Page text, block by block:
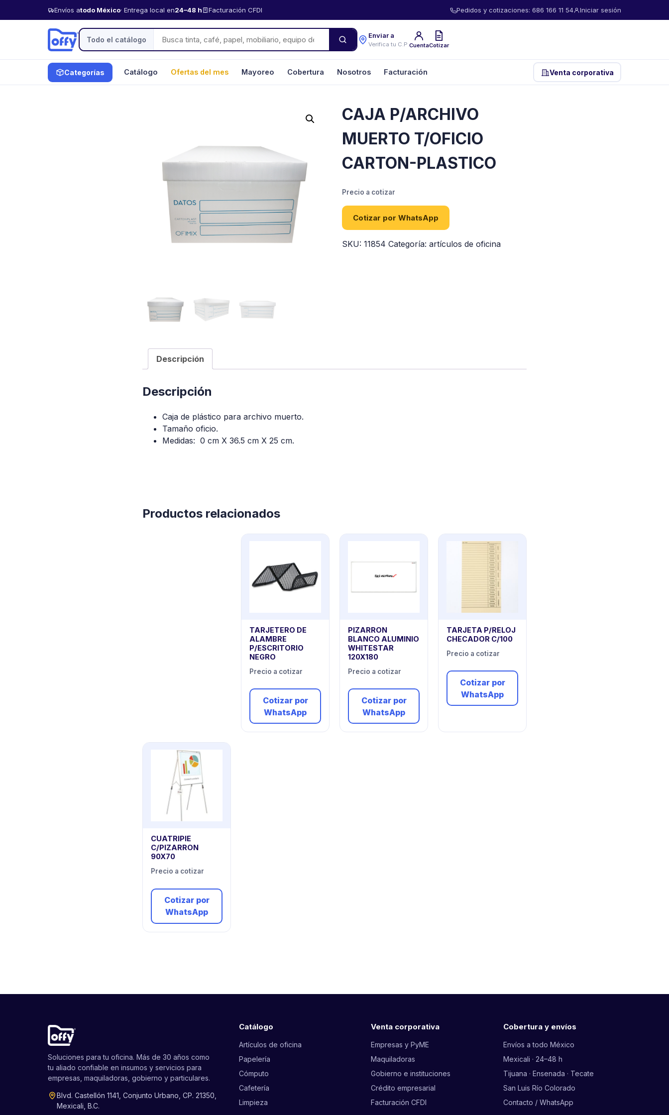
Envíos atodo México· Entrega local en24–48 h Facturación CFDI Pedidos y cotizaciones: 686 166 11 54 Iniciar sesión
Todo el catálogo Enviar a
Verifica tu C.P.CuentaCotizar
Categorías Catálogo Ofertas del mes Mayoreo Cobertura Nosotros Facturación Venta corporativa
CAJA P/ARCHIVO
MUERTO T/OFICIO
CARTON-PLASTICO
Precio a cotizar
Cotizar por WhatsApp
SKU:11854 Categoría:artículos de oficina
Descripción
Descripción
Caja de plástico para archivo muerto.
Tamaño oficio.
Medidas: 0 cm X 36.5 cm X 25 cm.
Productos relacionados
TARJETERO DE
ALAMBRE
P/ESCRITORIO
NEGRO
Precio a cotizar
Cotizar por
WhatsApp
PIZARRON
BLANCO ALUMINIO
WHITESTAR
120X180
Precio a cotizar
Cotizar por
WhatsApp
TARJETA P/RELOJ
CHECADOR C/100
Precio a cotizar
Cotizar por
WhatsApp
CUATRIPIE
C/PIZARRON
90X70
Precio a cotizar
Cotizar por
WhatsApp
Soluciones para tu oficina. Más de 30 años como
tu aliado confiable en insumos y servicios para
empresas, maquiladoras, gobierno y particulares.
Blvd. Castellón 1141, Conjunto Urbano, CP. 21350,
Mexicali, B.C.
Catálogo
Artículos de oficina
Papelería
Cómputo
Cafetería
Limpieza
Venta corporativa
Empresas y PyME
Maquiladoras
Gobierno e instituciones
Crédito empresarial
Facturación CFDI
Cobertura y envíos
Envíos a todo México
Mexicali · 24–48 h
Tijuana · Ensenada · Tecate
San Luis Río Colorado
Contacto / WhatsApp